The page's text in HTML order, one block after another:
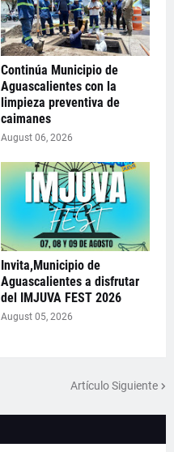
Continúa Municipio de
Aguascalientes con la
limpieza preventiva de
caimanes
August 06, 2026
Invita,Municipio de
Aguascalientes a disfrutar
del IMJUVA FEST 2026
August 05, 2026
Artículo Siguiente